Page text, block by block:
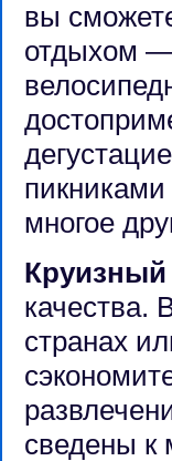
вы
отдыхом
многое
качества.
странах
сведены к